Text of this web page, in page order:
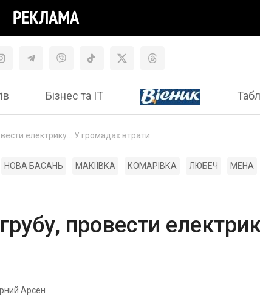
Бізнес та ІТ
електрику... У громадах втрати
НОВА БАСАНЬ МАКІЇВКА КОМАРІВКА ЛЮБЕЧ МЕНА
грубу, провести
Арсен